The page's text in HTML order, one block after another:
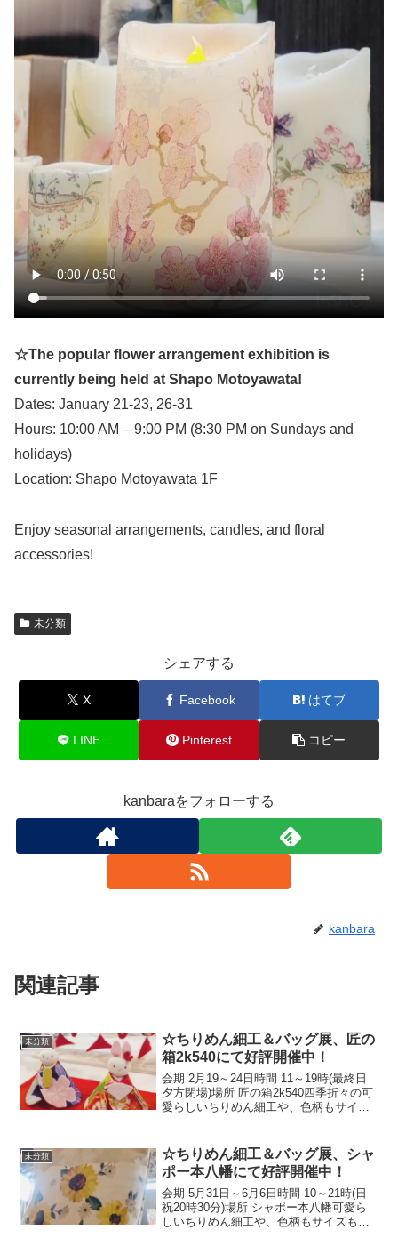
☆The popular flower arrangement exhibition is
currently being held at Shapo Motoyawata!
Dates: January 21-23, 26-31
Hours: 10:00 AM – 9:00 PM (8:30 PM on Sundays and
holidays)
Location: Shapo Motoyawata 1F
Enjoy seasonal arrangements, candles, and floral
accessories!
未分類
シェアする
X Facebook はてブ
LINE Pinterest コピー
kanbaraをフォローする
kanbara
関連記事
未分類
☆ちりめん細工＆バッグ展、匠の
箱2k540にて好評開催中！
会期 2月19～24日時間 11～19時(最終日
夕方閉場)場所 匠の箱2k540四季折々の可
愛らしいちりめん細工や、色柄もサイズ
Exhib...
未分類
☆ちりめん細工＆バッグ展、シャ
ポー本八幡にて好評開催中！
会期 5月31日～6月6日時間 10～21時(日
祝20時30分)場所 シャポー本八幡可愛ら
しいちりめん細工や、色柄もサイズも豊